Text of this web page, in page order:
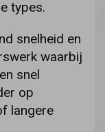
types.
snelheid en
waarbij
snel
op
langere